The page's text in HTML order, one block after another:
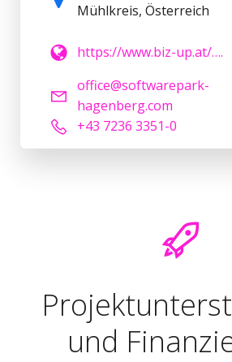
Mühlkreis, Österreich
https://www.biz-up.at/….
office@softwarepark-
hagenberg.com
+43 7236 3351-0
und